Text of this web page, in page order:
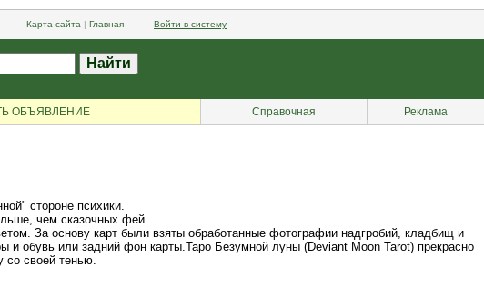
Карта сайта | Главная Войти в систему
ОБЪЯВЛЕНИЕ Справочная Реклама
стороне психики.
чем сказочных фей.
За основу карт были взяты обработанные фотографии надгробий, кладбищ и
и обувь или задний фон карты.Таро Безумной луны (Deviant Moon Tarot) прекрасно
со своей тенью.